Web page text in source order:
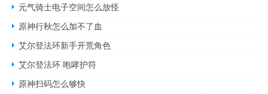
元气骑士电子空间怎么放怪
原神行秋怎么加不了血
艾尔登法环新手开荒角色
艾尔登法环 咆哮护符
原神扫码怎么够快